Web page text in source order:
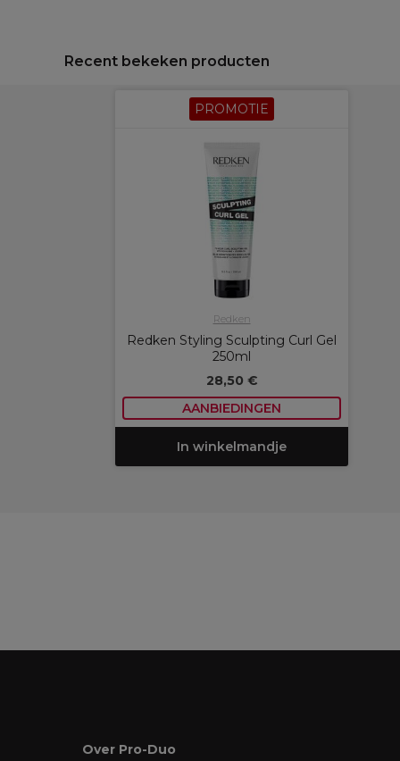
Recent bekeken producten
PROMOTIE
Redken
Redken Styling Sculpting Curl Gel
250ml
28,50 €
AANBIEDINGEN
In winkelmandje
Over Pro-Duo